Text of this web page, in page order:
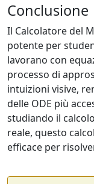
Conclusione
Il Calcolatore del
potente per
lavorano con
processo di
intuizioni visive,
delle ODE più
studiando il
reale, questo
efficace per